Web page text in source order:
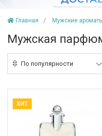
Главная Мужские
Мужская
По популярности
ХИТ